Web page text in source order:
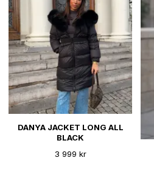
DANYA JACKET LONG ALL
BLACK
3 999 kr